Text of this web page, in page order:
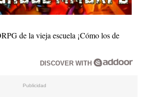
de la vieja escuela ¡Cómo los de
DISCOVER WITH